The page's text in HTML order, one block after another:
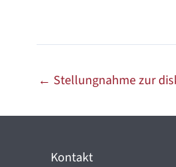
← Stellungnahme zur
Kontakt